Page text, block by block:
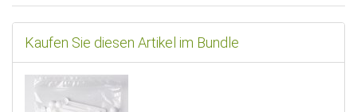
Kaufen Sie diesen Artikel im Bundle